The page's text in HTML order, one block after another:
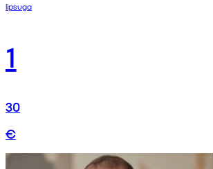
lipsuga
1
30
€